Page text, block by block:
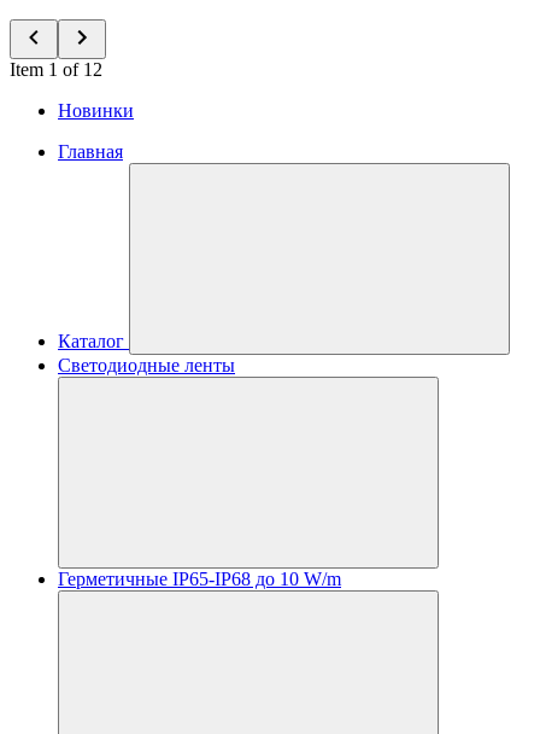
Item 1 of 12
Новинки
Главная
Каталог
Светодиодные ленты
Герметичные IP65-IP68 до 10 W/m